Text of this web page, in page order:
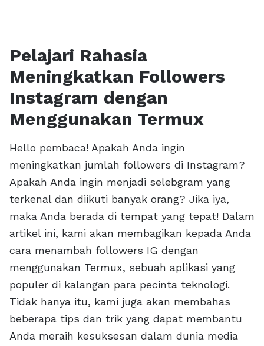
Pelajari Rahasia
Meningkatkan Followers
Instagram dengan
Menggunakan Termux
Hello pembaca! Apakah Anda ingin
meningkatkan jumlah followers di Instagram?
Apakah Anda ingin menjadi selebgram yang
terkenal dan diikuti banyak orang? Jika iya,
maka Anda berada di tempat yang tepat! Dalam
artikel ini, kami akan membagikan kepada Anda
cara menambah followers IG dengan
menggunakan Termux, sebuah aplikasi yang
populer di kalangan para pecinta teknologi.
Tidak hanya itu, kami juga akan membahas
beberapa tips dan trik yang dapat membantu
Anda meraih kesuksesan dalam dunia media